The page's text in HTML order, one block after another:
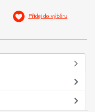
Přidej do výběru